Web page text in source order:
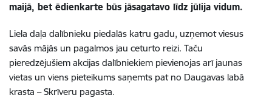
maijā, bet ēdienkarte būs jāsagatavo līdz jūlija vidum.
Liela daļa dalībnieku piedalās katru gadu, uzņemot viesus
savās mājās un pagalmos jau ceturto reizi. Taču
pieredzējušiem akcijas dalībniekiem pievienojas arī jaunas
vietas un viens pieteikums saņemts pat no Daugavas labā
krasta – Skrīveru pagasta.